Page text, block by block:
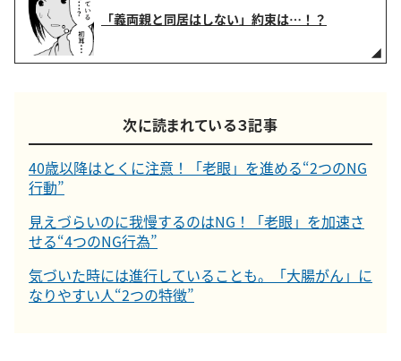
「義両親と同居はしない」約束は…！？
次に読まれている３記事
40歳以降はとくに注意！「老眼」を進める“2つのNG
行動”
見えづらいのに我慢するのはNG！「老眼」を加速さ
せる“4つのNG行為”
気づいた時には進行していることも。「大腸がん」に
なりやすい人“2つの特徴”